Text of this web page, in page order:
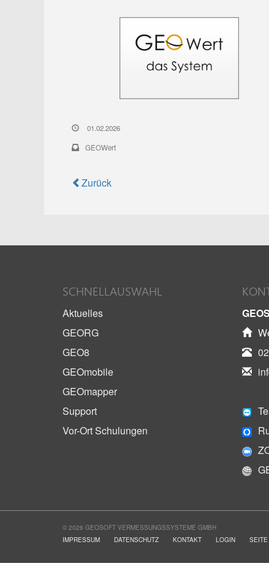
01.02.2026
GEOWert
Zurück
SCHNELLAUSWAHL
Aktuelles
GEORG
GEO8
GEOmobile
GEOmapper
Support
Vor-Ort Schulungen
© 2026 GEOSOFT VERMESSUNGSSYSTEME GMBH
IMPRESSUM
DATENSCHUTZ KONTAKT LOGIN